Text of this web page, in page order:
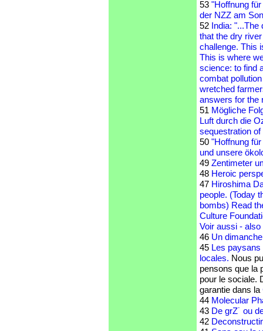
53 "Hoffnung
der NZZ am
52 India: "...The
that the dry
challenge. This
This is where
science: to find
combat
wretched
answers for the
51 Mögliche
Luft durch die
sequestration
50 "Hoffnung
und unsere
49 Zentimeter
48 Heroic
47 Hiroshima
people. (Today
bombs) Read
Culture
Voir aussi -
46 Un
45 Les paysans
locales. Nous
pensons que la
pour le sociale.
garantie dans la
44 Molecular
43 De grZ˙ ou
42